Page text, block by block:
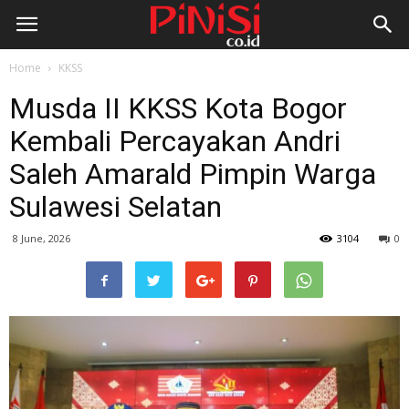
Home KKSS
Musda II KKSS Kota Bogor
Kembali Percayakan Andri
Saleh Amarald Pimpin Warga
Sulawesi Selatan
8 June, 2026 0
3104